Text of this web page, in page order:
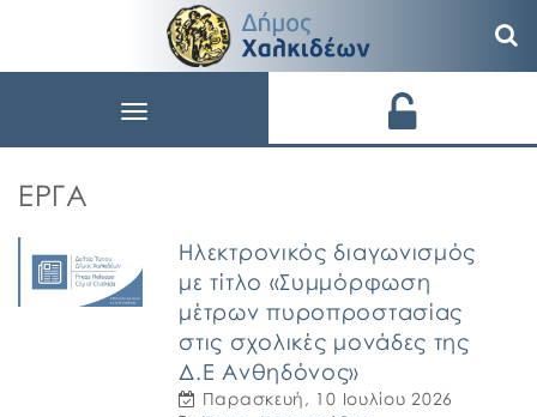
Toggle
ΈΡΓΑ
Ηλεκτρονικός διαγωνισμός
με τίτλο «Συμμόρφωση
μέτρων πυροπροστασίας
στις σχολικές μονάδες της
Δ.Ε Ανθηδόνος»
Παρασκευή, 10 Ιουλίου 2026